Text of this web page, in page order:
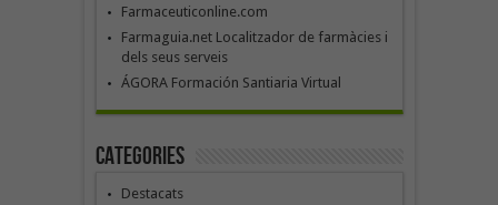
Farmaceuticonline.com
Farmaguia.net Localitzador de farmàcies i
dels seus serveis
ÁGORA Formación Santiaria Virtual
Categories
Destacats